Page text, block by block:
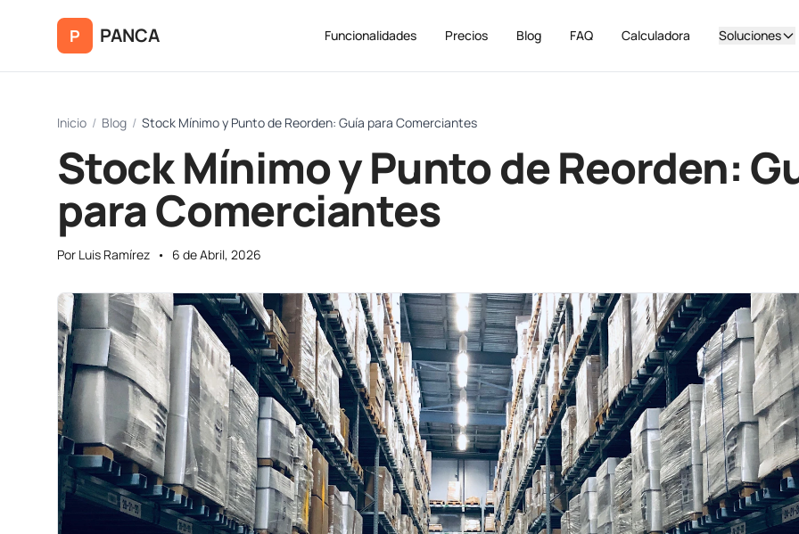
P PANCA Funcionalidades Precios Blog FAQ Calculadora Soluciones
Inicio / Blog / Stock Mínimo y Punto de Reorden: Guía para Comerciantes
Stock Mínimo y Punto de Reorden:
para Comerciantes
Por Luis Ramírez • 6 de Abril, 2026